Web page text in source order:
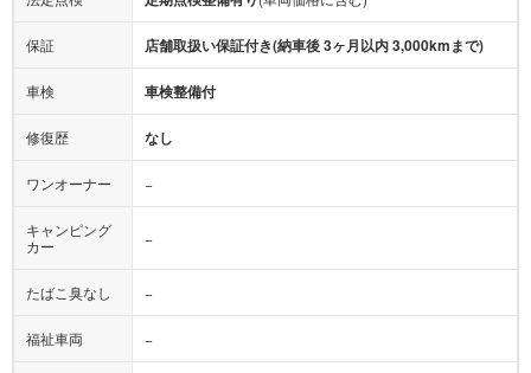
保証 店舗取扱い保証付き(納車後 3ヶ月以内 3,000kmまで)
車検 車検整備付
修復歴 なし
ワンオーナー −
キャンピング
カー
−
たばこ臭なし −
福祉車両 −